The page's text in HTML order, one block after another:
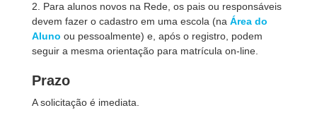
2. Para alunos novos na Rede, os pais ou responsáveis
devem fazer o cadastro em uma escola (na Área do
Aluno ou pessoalmente) e, após o registro, podem
seguir a mesma orientação para matrícula on-line.
Prazo
A solicitação é imediata.